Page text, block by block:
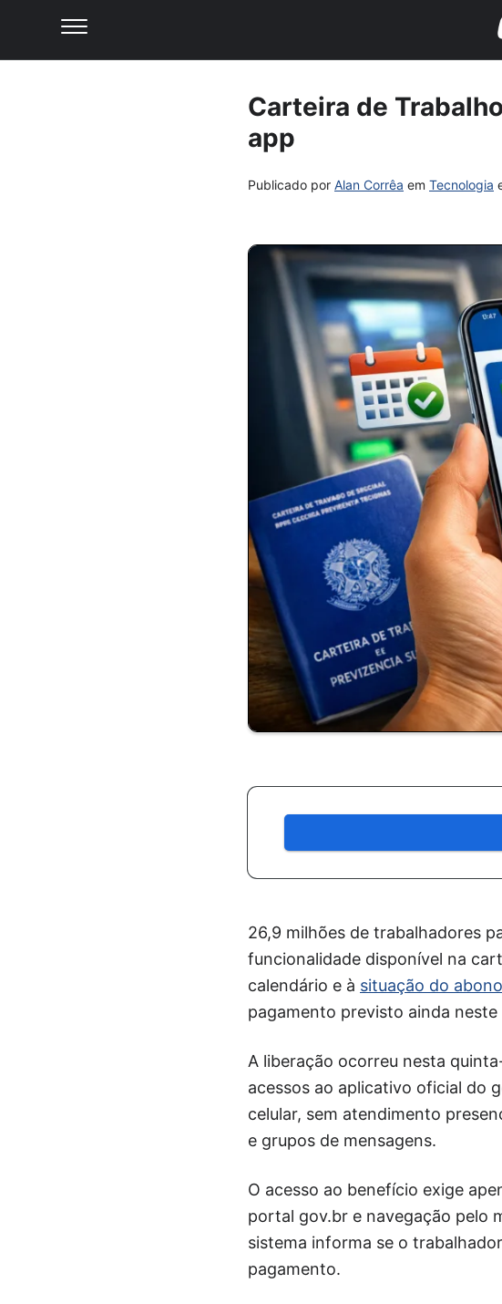
Carteira de
app
Publicado por Alan Corrêa em Tecnologia
26,9 milhões de trabalhadores
funcionalidade disponível na
calendário e à situação do
pagamento previsto ainda neste
A liberação ocorreu nesta
acessos ao aplicativo oficial do
celular, sem atendimento
e grupos de mensagens.
O acesso ao benefício exige
portal gov.br e navegação pelo
sistema informa se o
pagamento.